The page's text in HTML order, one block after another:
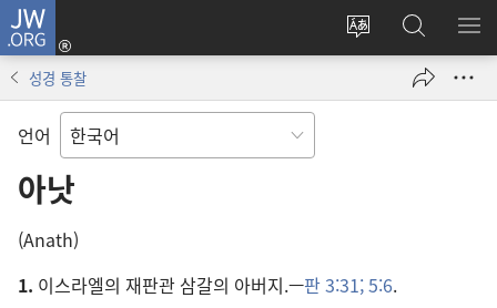
JW.ORG
사이트
변경
로그인
(새로운
열기)
JW.ORG
검색
메
성경 통찰
언어
아낫
(Anath)
1. 이스라엘의 재판관 삼갈의 아버지.—판 3:31;5:6.